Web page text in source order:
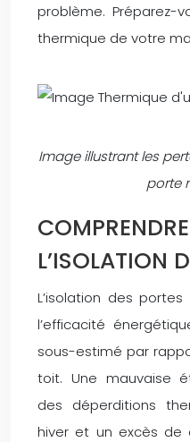
problème. Préparez-
thermique de votre
Image illustrant les
porte
L’ISOLATION
L’isolation des
l’efficacité
sous-estimé par
toit. Une mauvaise
des déperditions
hiver et un excès de